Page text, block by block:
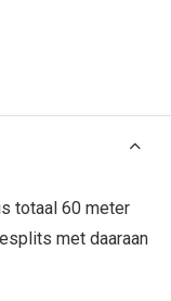
totaal 60 meter
met daaraan